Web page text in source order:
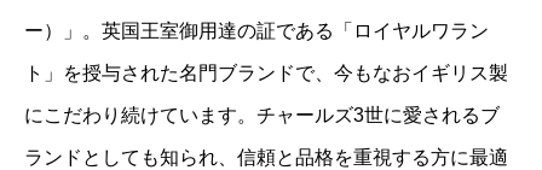
ー）」。英国王室御用達の証である「ロイヤルワラン
ト」を授与された名門ブランドで、今もなおイギリス製
にこだわり続けています。チャールズ3世に愛されるブ
ランドとしても知られ、信頼と品格を重視する方に最適